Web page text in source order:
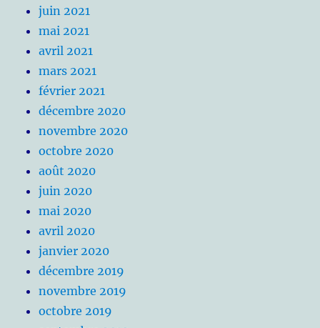
juin 2021
mai 2021
avril 2021
mars 2021
février 2021
décembre 2020
novembre 2020
octobre 2020
août 2020
juin 2020
mai 2020
avril 2020
janvier 2020
décembre 2019
novembre 2019
octobre 2019